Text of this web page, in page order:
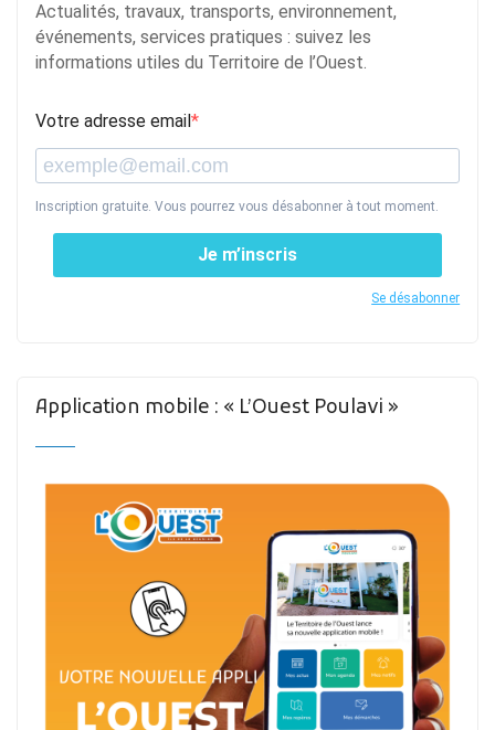
Actualités, travaux, transports, environnement,
événements, services pratiques : suivez les
informations utiles du Territoire de l’Ouest.
Votre adresse email
Inscription gratuite. Vous pourrez vous désabonner à tout moment.
Je m’inscris
Se désabonner
Application mobile : « L’Ouest Poulavi »